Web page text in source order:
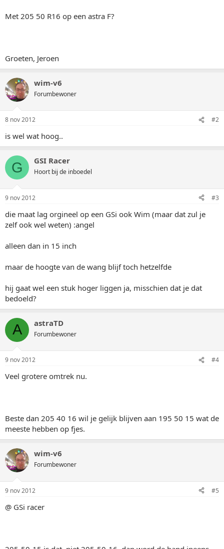
Met 205 50 R16 op een astra F?
Groeten, Jeroen
wim-v6
Forumbewoner
8 nov 2012 #2
is wel wat hoog..
G GSI Racer
Hoort bij de inboedel
9 nov 2012 #3
die maat lag orgineel op een GSi ook Wim (maar dat zul je
zelf ook wel weten) :angel
alleen dan in 15 inch
maar de hoogte van de wang blijf toch hetzelfde
hij gaat wel een stuk hoger liggen ja, misschien dat je dat
bedoeld?
A astraTD
Forumbewoner
9 nov 2012 #4
Veel grotere omtrek nu.
Beste dan 205 40 16 wil je gelijk blijven aan 195 50 15 wat de
meeste hebben op fjes.
wim-v6
Forumbewoner
9 nov 2012 #5
@ GSi racer